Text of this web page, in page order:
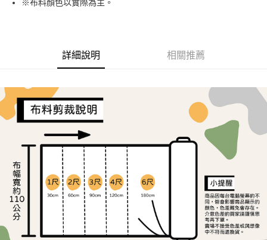
AFTEE先享後付
１．簡單：不需註冊會員、不需綁卡、不需儲值。
３．安心：先確認商品／服務後，再付款。
【「AFTEE先享後付」結帳流程】
１．於結帳方式選擇「AFTEE先享後付」後，將跳轉至「AFTEE先享後付」
結帳頁面，進行簡訊認證並確認金額後，即可完成結帳。
２．訂單成立數日內，您將收到繳費通知簡訊。
３．收到繳費通知簡訊後14天內，點擊此簡訊中的連結，可透過四大超商／
ATM／網路銀行／等多元方式進行付款，方視為交易完成。
※ 請注意：結帳手續完成當下不需立刻繳費，但若您需要取消訂單，請聯絡
購買商品的店家。未經商家同意取消之訂單仍視為有效，需透過AFTEE先享
後付繳納相關費用。
※ 交易是否成功請以「AFTEE先享後付 」之結帳頁面顯示為準，若有關於
是否繳費成功／繳費後需取消欲退款等相關疑問，請聯繫「AFTEE先享後付
客戶支援中心」 https://netprotections.freshdesk.com/support/home
全家取貨付款
每筆NT$65，滿NT$1,500(含以上)免運費
每筆NT$65，滿NT$1,500(含以上)免運費
宅配
每筆NT$150，滿NT$1,500(含以上)免運費
離島宅配
每筆NT$240
※布料顏色以實際為主。
詳細說明 相關推薦